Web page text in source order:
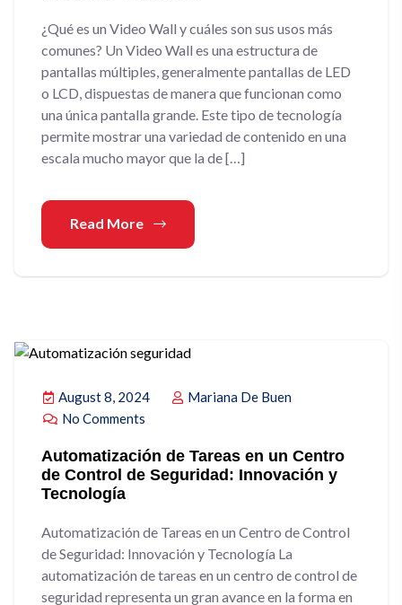
¿Qué es un Video Wall y cuáles son sus usos más
comunes? Un Video Wall es una estructura de
pantallas múltiples, generalmente pantallas de LED
o LCD, dispuestas de manera que funcionan como
una única pantalla grande. Este tipo de tecnología
permite mostrar una variedad de contenido en una
escala mucho mayor que la de […]
Read More
August 8, 2024
Mariana De Buen
No Comments
Automatización de Tareas en un Centro
de Control de Seguridad: Innovación y
Tecnología
Automatización de Tareas en un Centro de Control
de Seguridad: Innovación y Tecnología La
automatización de tareas en un centro de control de
seguridad representa un gran avance en la forma en